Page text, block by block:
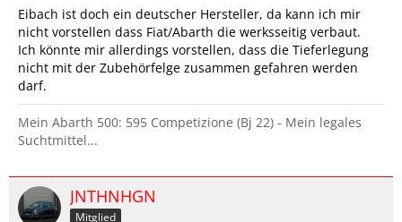
Eibach ist doch ein deutscher Hersteller, da kann ich mir
nicht vorstellen dass Fiat/Abarth die werksseitig verbaut.
Ich könnte mir allerdings vorstellen, dass die Tieferlegung
nicht mit der Zubehörfelge zusammen gefahren werden
darf.
Mein Abarth 500: 595 Competizione (Bj 22) - ​Mein legales
Suchtmittel...
JNTHNHGN
Mitglied